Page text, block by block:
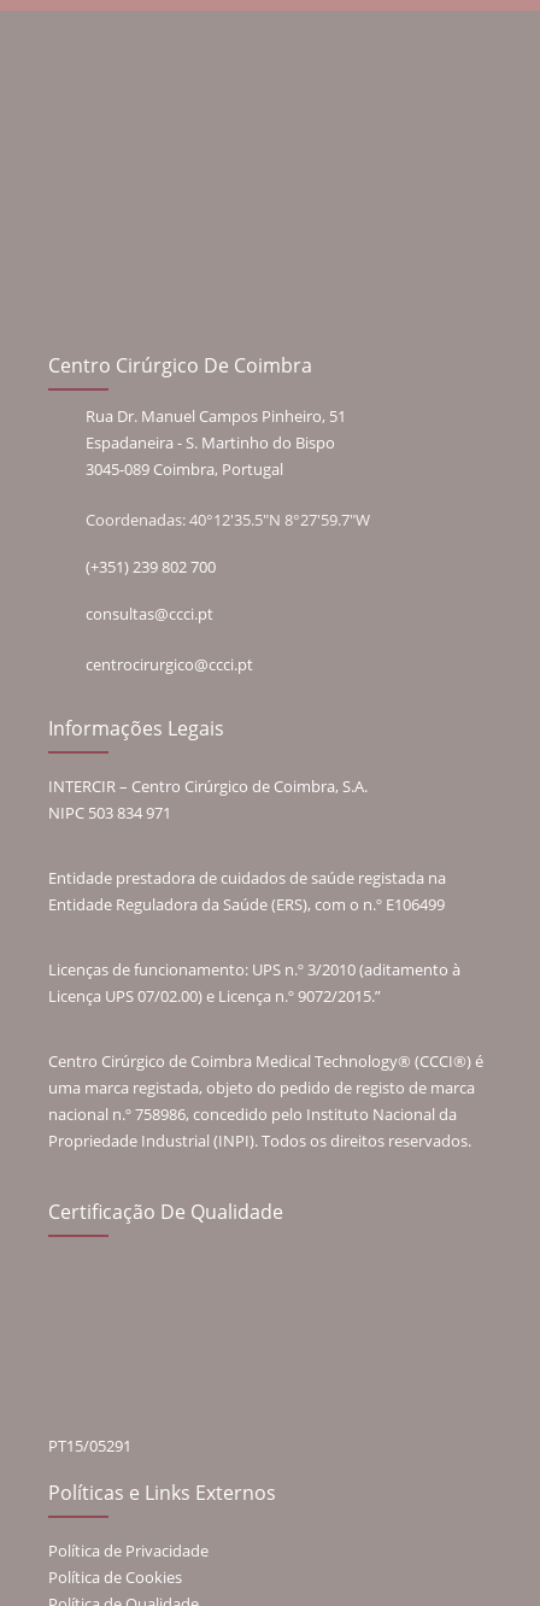
Centro Cirúrgico De Coimbra
Rua Dr. Manuel Campos Pinheiro, 51
Espadaneira - S. Martinho do Bispo
3045-089 Coimbra, Portugal
Coordenadas: 40°12'35.5"N 8°27'59.7"W
(+351) 239 802 700
consultas@ccci.pt
centrocirurgico@ccci.pt
Informações Legais
INTERCIR – Centro Cirúrgico de Coimbra, S.A.
NIPC 503 834 971
Entidade prestadora de cuidados de saúde registada na
Entidade Reguladora da Saúde (ERS), com o n.º E106499
Licenças de funcionamento: UPS n.º 3/2010 (aditamento à
Licença UPS 07/02.00) e Licença n.º 9072/2015.”
Centro Cirúrgico de Coimbra Medical Technology® (CCCI®) é
uma marca registada, objeto do pedido de registo de marca
nacional n.º 758986, concedido pelo Instituto Nacional da
Propriedade Industrial (INPI). Todos os direitos reservados.
Certificação De Qualidade
PT15/05291
Políticas e Links Externos
Política de Privacidade
Política de Cookies